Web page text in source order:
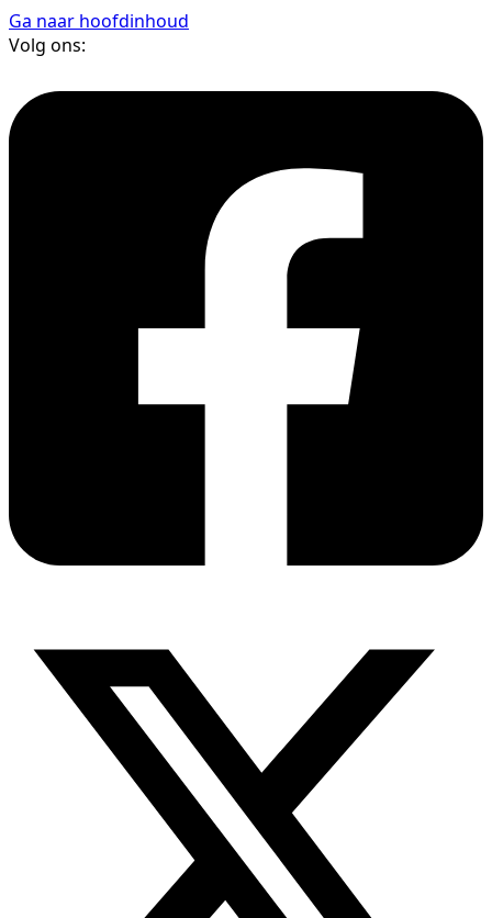
Ga naar hoofdinhoud
Volg ons: